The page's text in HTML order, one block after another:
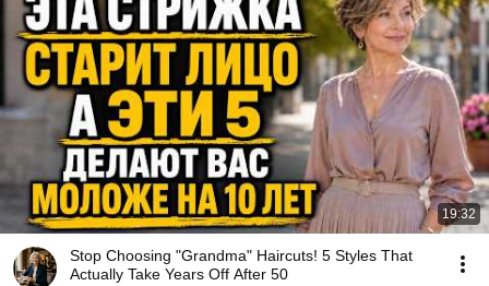
19:32
Stop Choosing "Grandma" Haircuts! 5 Styles That
Actually Take Years Off After 50